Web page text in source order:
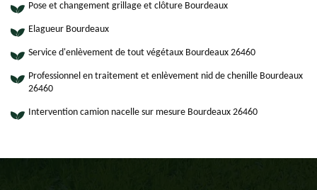
Pose et changement grillage et clôture Bourdeaux
Elagueur Bourdeaux
Service d'enlèvement de tout végétaux Bourdeaux 26460
Professionnel en traitement et enlèvement nid de chenille Bourdeaux
26460
Intervention camion nacelle sur mesure Bourdeaux 26460